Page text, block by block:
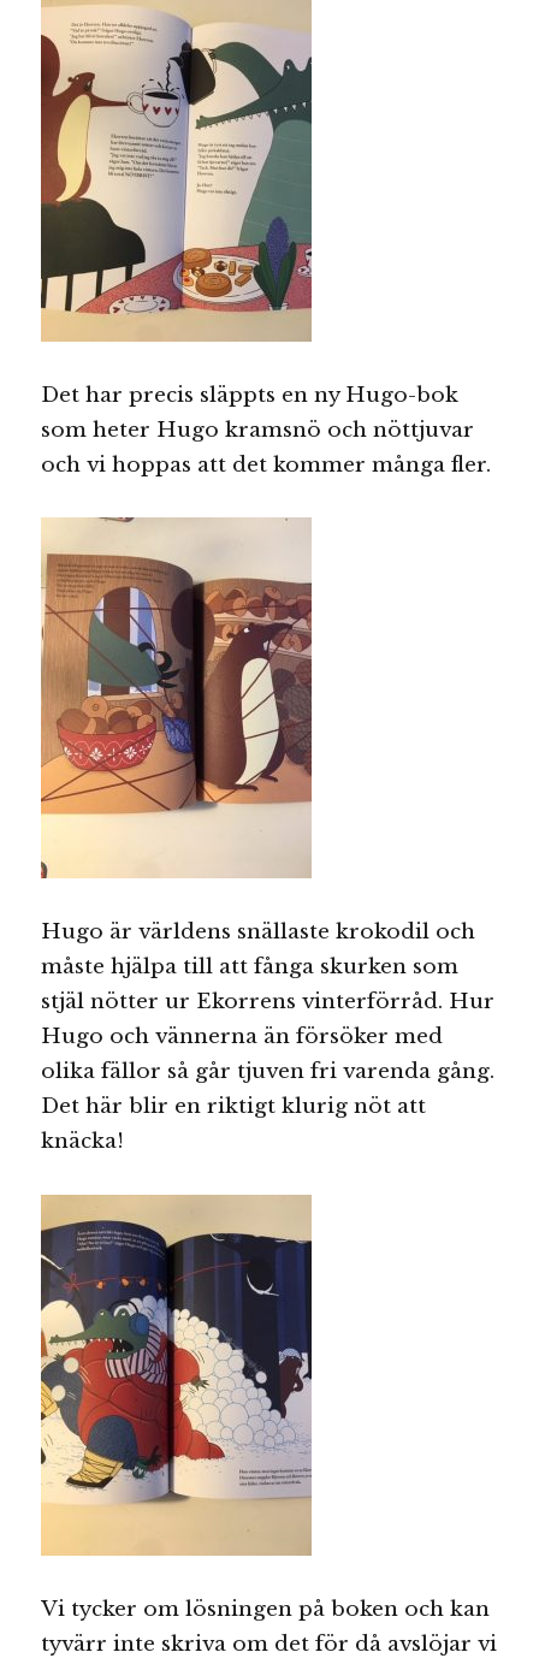
Det har precis släppts en ny Hugo-bok
som heter Hugo kramsnö och nöttjuvar
och vi hoppas att det kommer många fler.
Hugo är världens snällaste krokodil och
måste hjälpa till att fånga skurken som
stjäl nötter ur Ekorrens vinterförråd. Hur
Hugo och vännerna än försöker med
olika fällor så går tjuven fri varenda gång.
Det här blir en riktigt klurig nöt att
knäcka!
Vi tycker om lösningen på boken och kan
tyvärr inte skriva om det för då avslöjar vi